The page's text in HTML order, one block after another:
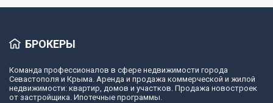
БРОКЕРЫ
Команда профессионалов в сфере недвижимости города
Севастополя и Крыма. Аренда и продажа коммерческой и жилой
недвижимости: квартир, домов и участков. Продажа новостроек
от застройщика. Ипотечные программы.